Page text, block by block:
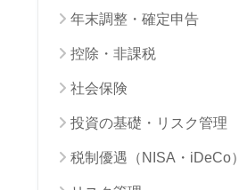
年末調整・確定申告
控除・非課税
社会保険
投資の基礎・リスク管理
税制優遇（NISA・iDeCo）